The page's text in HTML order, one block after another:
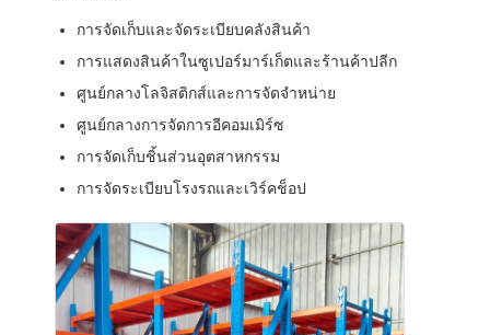
แร็คกระสวยวิทยุ
ทางเดินแคบมาก
ชั้นวางชั้นลอย
แพลตฟอร์มโครงสร้างเหล็ก
พาเลทพลาสติก HDPE
พาเลทเหล็ก
พาเล็ตอลูมิเนียม
การจัดเก็บและจัดระเบียบคลังสินค้า
การแสดงสินค้าในซูเปอร์มาร์เก็ตและร้านค้าปลีก
ศูนย์กลางโลจิสติกส์และการจัดจำหน่าย
ศูนย์กลางการจัดการอีคอมเมิร์ซ
การจัดเก็บชิ้นส่วนอุตสาหกรรม
การจัดระเบียบโรงรถและเวิร์คช็อป